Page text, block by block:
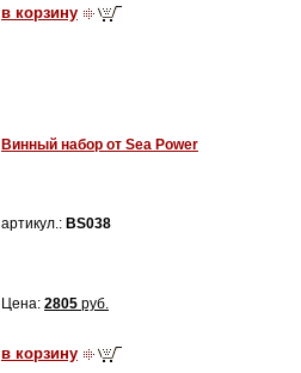
в корзину
Винный набор от Sea Power
артикул.: BS038
Цена: 2805 руб.
в корзину